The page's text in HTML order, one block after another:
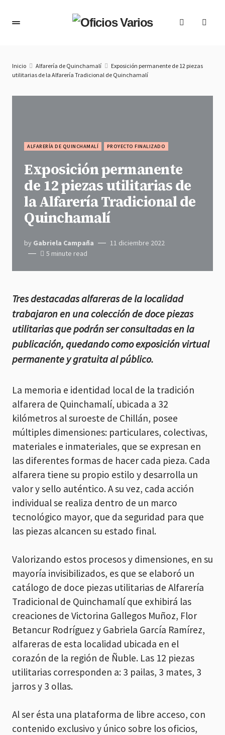
Inicio Alfarería de Quinchamalí
Exposición permanente de 12 piezas
utilitarias de la Alfarería Tradicional de Quinchamalí
ALFARERÍA DE QUINCHAMALÍ PROYECTO FINALIZADO
Exposición permanente
de 12 piezas utilitarias de
la Alfarería Tradicional de
Quinchamalí
by Gabriela Campaña
11 diciembre 2022
5 minute read
Tres destacadas alfareras de la localidad
trabajaron en una colección de doce piezas
utilitarias que podrán ser consultadas en la
publicación, quedando como exposición virtual
permanente y gratuita al público.
La memoria e identidad local de la tradición
alfarera de Quinchamalí, ubicada a 32
kilómetros al suroeste de Chillán, posee
múltiples dimensiones: particulares, colectivas,
materiales e inmateriales, que se expresan en
las diferentes formas de hacer cada pieza. Cada
alfarera tiene su propio estilo y desarrolla un
valor y sello auténtico. A su vez, cada acción
individual se realiza dentro de un marco
tecnológico mayor, que da seguridad para que
las piezas alcancen su estado final.
Valorizando estos procesos y dimensiones, en su
mayoría invisibilizados, es que se elaboró un
catálogo de doce piezas utilitarias de Alfarería
Tradicional de Quinchamalí que exhibirá las
creaciones de Victorina Gallegos Muñoz, Flor
Betancur Rodríguez y Gabriela García Ramírez,
alfareras de esta localidad ubicada en el
corazón de la región de Ñuble. Las 12 piezas
utilitarias corresponden a: 3 pailas, 3 mates, 3
jarros y 3 ollas.
Al ser ésta una plataforma de libre acceso, con
contenido exclusivo y único sobre los oficios,